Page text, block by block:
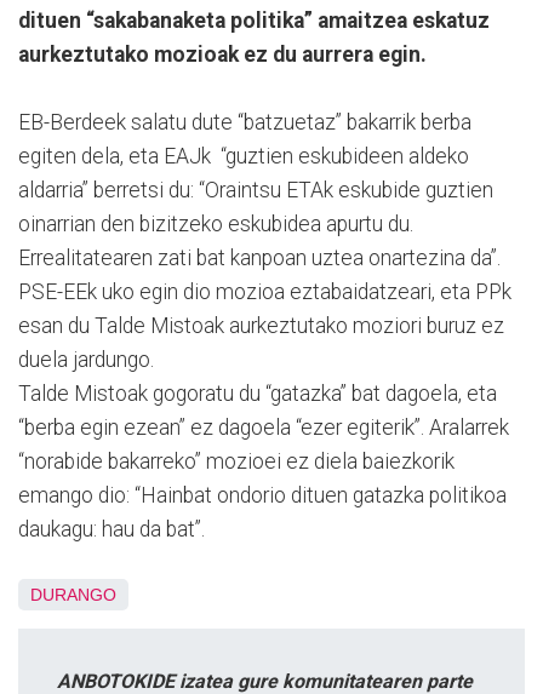
dituen “sakabanaketa politika” amaitzea eskatuz
aurkeztutako mozioak ez du aurrera egin.
EB-Berdeek salatu dute “batzuetaz” bakarrik berba
egiten dela, eta EAJk “guztien eskubideen aldeko
aldarria” berretsi du: “Oraintsu ETAk eskubide guztien
oinarrian den bizitzeko eskubidea apurtu du.
Errealitatearen zati bat kanpoan uztea onartezina da”.
PSE-EEk uko egin dio mozioa eztabaidatzeari, eta PPk
esan du Talde Mistoak aurkeztutako moziori buruz ez
duela jardungo.
Talde Mistoak gogoratu du “gatazka” bat dagoela, eta
“berba egin ezean” ez dagoela “ezer egiterik”. Aralarrek
“norabide bakarreko” mozioei ez diela baiezkorik
emango dio: “Hainbat ondorio dituen gatazka politikoa
daukagu: hau da bat”.
DURANGO
ANBOTOKIDE izatea gure komunitatearen parte